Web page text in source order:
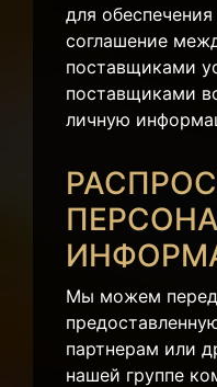
для
соглашение
поставщиками
поставщиками
личную
Мы можем
партнерам или
нашей группе